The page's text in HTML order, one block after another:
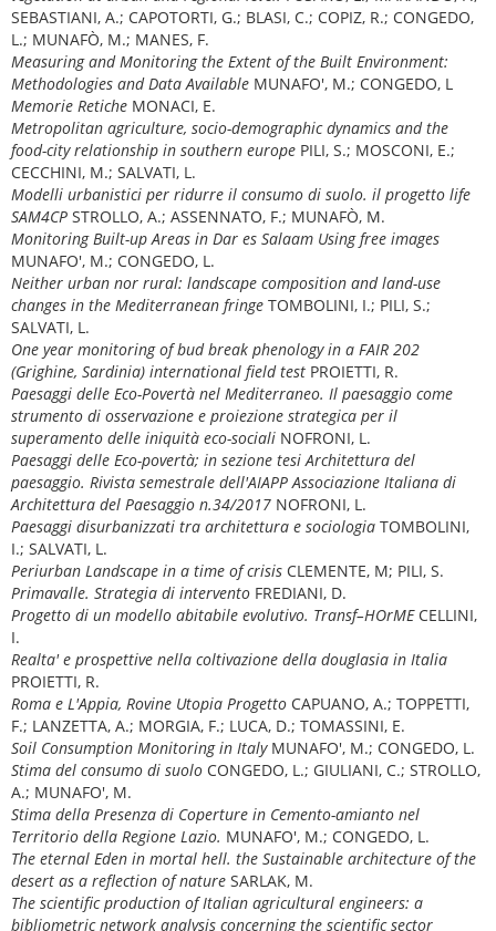
SEBASTIANI, A.; CAPOTORTI, G.; BLASI, C.; COPIZ, R.; CONGEDO,
L.; MUNAFÒ, M.; MANES, F.
Measuring and Monitoring the Extent of the Built Environment:
Methodologies and Data Available MUNAFO', M.; CONGEDO, L
Memorie Retiche MONACI, E.
Metropolitan agriculture, socio-demographic dynamics and the
food-city relationship in southern europe PILI, S.; MOSCONI, E.;
CECCHINI, M.; SALVATI, L.
Modelli urbanistici per ridurre il consumo di suolo. il progetto life
SAM4CP STROLLO, A.; ASSENNATO, F.; MUNAFÒ, M.
Monitoring Built-up Areas in Dar es Salaam Using free images
MUNAFO', M.; CONGEDO, L.
Neither urban nor rural: landscape composition and land-use
changes in the Mediterranean fringe TOMBOLINI, I.; PILI, S.;
SALVATI, L.
One year monitoring of bud break phenology in a FAIR 202
(Grighine, Sardinia) international field test PROIETTI, R.
Paesaggi delle Eco-Povertà nel Mediterraneo. Il paesaggio come
strumento di osservazione e proiezione strategica per il
superamento delle iniquità eco-sociali NOFRONI, L.
Paesaggi delle Eco-povertà; in sezione tesi Architettura del
paesaggio. Rivista semestrale dell'AIAPP Associazione Italiana di
Architettura del Paesaggio n.34/2017 NOFRONI, L.
Paesaggi disurbanizzati tra architettura e sociologia TOMBOLINI,
I.; SALVATI, L.
Periurban Landscape in a time of crisis CLEMENTE, M; PILI, S.
Primavalle. Strategia di intervento FREDIANI, D.
Progetto di un modello abitabile evolutivo. Transf–HOrMECELLINI,
I.
Realta' e prospettive nella coltivazione della douglasia in Italia
PROIETTI, R.
Roma e L'Appia, Rovine Utopia Progetto CAPUANO, A.; TOPPETTI,
F.; LANZETTA, A.; MORGIA, F.; LUCA, D.; TOMASSINI, E.
Soil Consumption Monitoring in ItalyMUNAFO', M.; CONGEDO, L.
Stima del consumo di suolo CONGEDO, L.; GIULIANI, C.; STROLLO,
A.; MUNAFO', M.
Stima della Presenza di Coperture in Cemento-amianto nel
Territorio della Regione Lazio. MUNAFO', M.; CONGEDO, L.
The eternal Eden in mortal hell. the Sustainable architecture of the
desert as a reflection of nature SARLAK, M.
The scientific production of Italian agricultural engineers: a
bibliometric network analysis concerning the scientific sector